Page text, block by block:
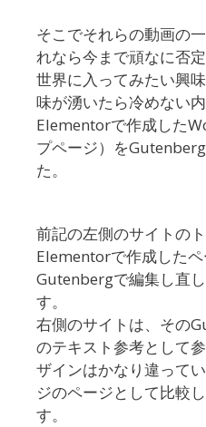
そこでそれらの動画の
れなら今まで頑なに否
世界に入ってみたい興
味が湧いたら冷めない
Elementorで作成した
プページ）を
た。
前記の左側のサイトの
Elementorで作成したペ
Gutenbergで編集し直
す。
右側のサイトは、その
のテキスト参考として
ザインはかなり違って
ジのページとして比較
す。